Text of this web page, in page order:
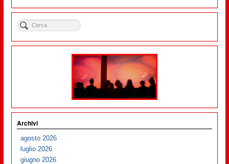
Archivi
agosto 2026
luglio 2026
giugno 2026